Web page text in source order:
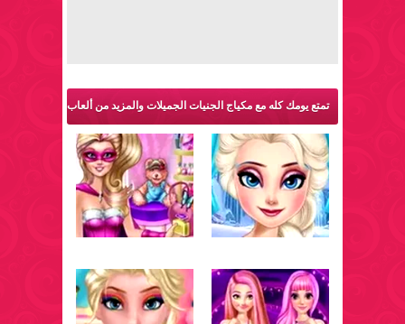
تمتع يومك كله مع مكياج الجنيات الجميلات والمزيد من ألعاب
مكياج: